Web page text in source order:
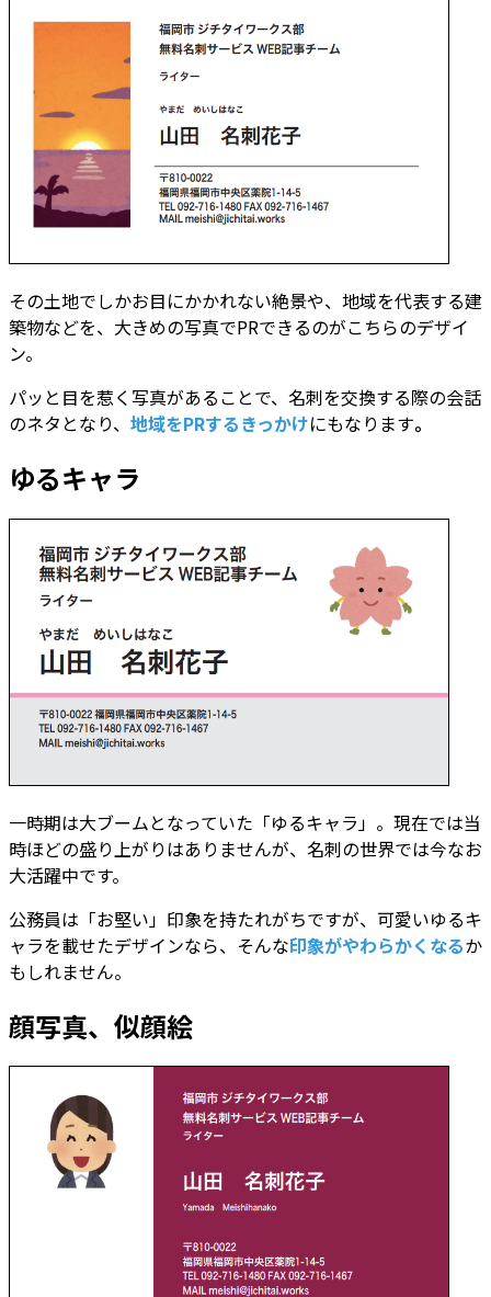
その土地でしかお目にかかれない絶景や、地域を代表する建
築物などを、大きめの写真でPRできるのがこちらのデザイ
ン。
パッと目を惹く写真があることで、名刺を交換する際の会話
のネタとなり、 地域をPRするきっかけにもなります。
ゆるキャラ
一時期は大ブームとなっていた「ゆるキャラ」。現在では当
時ほどの盛り上がりはありませんが、名刺の世界では今なお
大活躍中です。
公務員は「お堅い」印象を持たれがちですが、可愛いゆるキ
ャラを載せたデザインなら、そんな印象がやわらかくなるか
もしれません。
顔写真、似顔絵